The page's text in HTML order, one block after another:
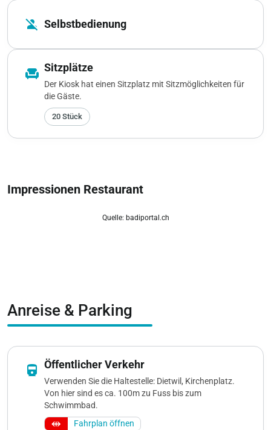
person_off Selbstbedienung
chair Sitzplätze
Der Kiosk hat einen Sitzplatz mit Sitzmöglichkeiten für
die Gäste.
20 Stück
Impressionen Restaurant
Quelle: badiportal.ch
Anreise & Parking
directions_railway Öffentlicher Verkehr
Verwenden Sie die Haltestelle: Dietwil, Kirchenplatz.
Von hier sind es ca. 100m zu Fuss bis zum
Schwimmbad.
Fahrplan öffnen